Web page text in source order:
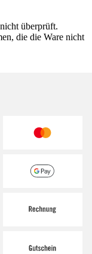
überprüft.
die die Ware nicht